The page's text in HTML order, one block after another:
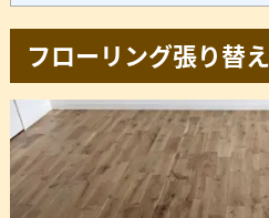
フローリング張り替え